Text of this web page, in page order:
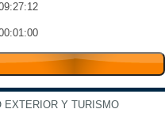
EXTERIOR Y TURISMO